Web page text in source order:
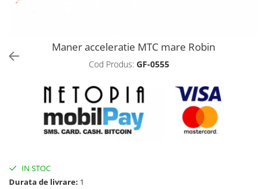
Trotinete electrice
Biciclete, trotinete, triciclete
Triciclete
Motoburghie si accesorii
Motoburghie
Drujbe, fierastraie electrice
Maner acceleratie MTC mare Robin
Cod Produs: GF-0555
IN STOC
Durata de livrare: 1